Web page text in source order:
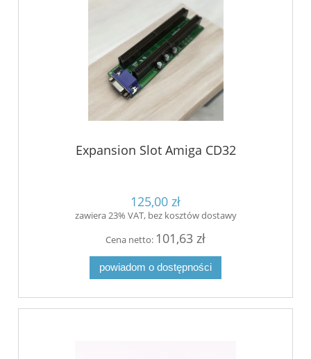
Expansion Slot Amiga CD32
125,00 zł
zawiera 23% VAT, bez kosztów dostawy
Cena netto: 101,63 zł
powiadom o dostępności